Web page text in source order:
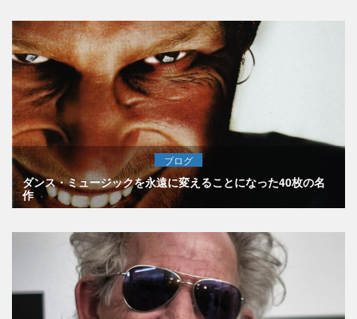
ブログ
ダンス・ミュージックを永遠に変えることになった40枚の名
作